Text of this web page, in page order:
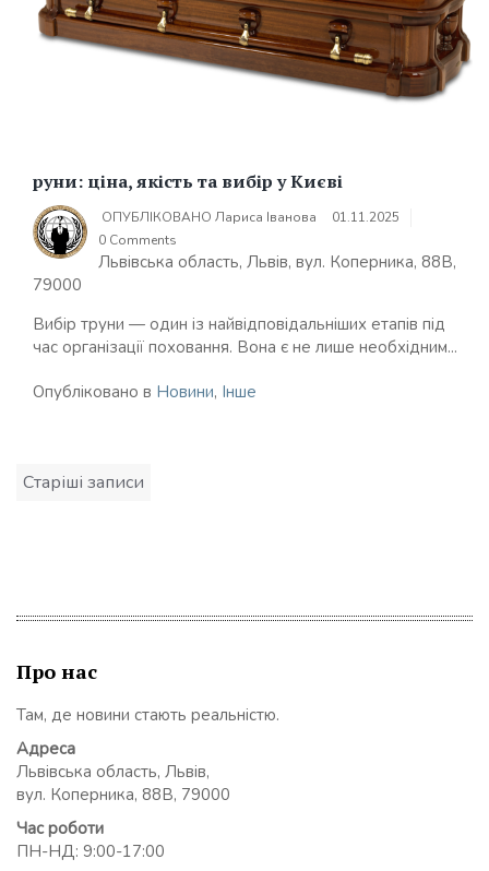
руни: ціна, якість та вибір у Києві
ОПУБЛІКОВАНО Лариса Іванова
01.11.2025
0 Comments
Львівська область, Львів, вул. Коперника, 88В,
79000
Вибір труни — один із найвідповідальніших етапів під
час організації поховання. Вона є не лише необхідним...
Опубліковано в Новини, Інше
Навігація
записів
Старіші записи
Про нас
Там, де новини стають реальністю.
Адреса
Львівська область, Львів,
вул. Коперника, 88В, 79000
Час роботи
ПН-НД: 9:00-17:00